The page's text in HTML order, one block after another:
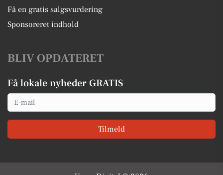
Få en gratis salgsvurdering
Sponsoreret indhold
BLIV OPDATERET
Få lokale nyheder GRATIS
Email
Tilmeld